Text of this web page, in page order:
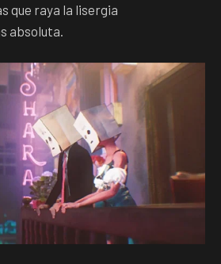
que raya la lisergia
absoluta.